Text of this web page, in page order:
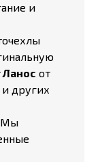
и
Ланос от
и других
Мы